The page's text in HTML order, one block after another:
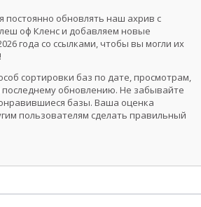
постоянно обновлять наш ахрив с
оф Кленс и добавляем новые
года со ссылками, чтобы вы могли их
сортировки баз по дате, просмотрам,
последнему обновлению. Не забывайте
базы. Ваша оценка
пользователям сделать правильный